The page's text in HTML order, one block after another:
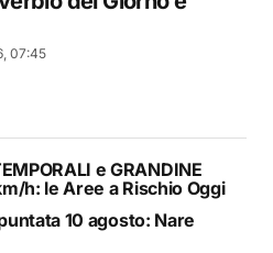
07:45
e GRANDINE
h: le Aree a Rischio Oggi
10 agosto: Nare